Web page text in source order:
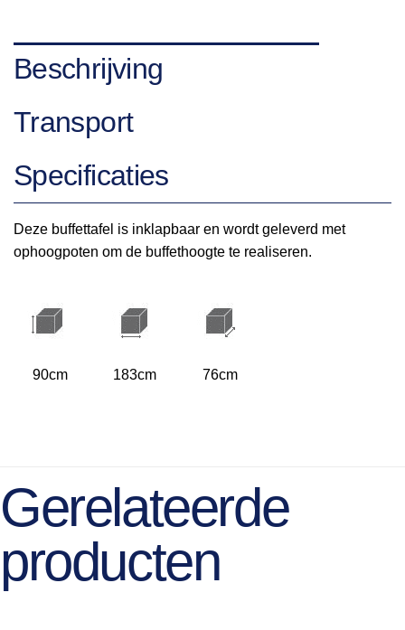
Beschrijving
Transport
Specificaties
Deze buffettafel is inklapbaar en wordt geleverd met
ophoogpoten om de buffethoogte te realiseren.
90cm 183cm 76cm
Gerelateerde
producten